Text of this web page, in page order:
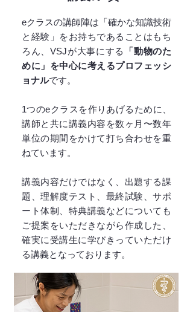
eクラスの講師陣は「確かな知識技術
と経験」をお持ちであることはもち
ろん、VSJが大事にする
「動物のた
めに」を中心に考えるプロフェッシ
ョナルです。
1つのeクラスを作りあげるために、
講師と共に講義内容を数ヶ月〜数年
単位の期間をかけて打ち合わせを重
ねています。
講義内容だけではなく、出題する課
題、理解度テスト、最終試験、サポ
ート体制、特典講義などについても
ご提案をいただきながら作成した、
確実に受講生に学びきっていただけ
る講義となっております。